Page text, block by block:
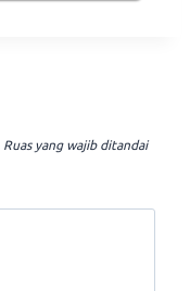
Ruas yang wajib ditandai